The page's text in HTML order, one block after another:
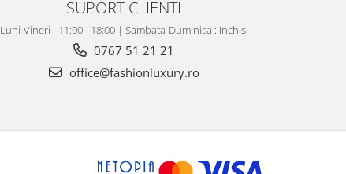
SUPORT CLIENTI
Luni-Vineri - 11:00 - 18:00 | Sambata-Duminica : Inchis.
0767 51 21 21
office@fashionluxury.ro